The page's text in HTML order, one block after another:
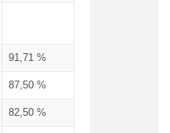
91,71 %
87,50 %
82,50 %